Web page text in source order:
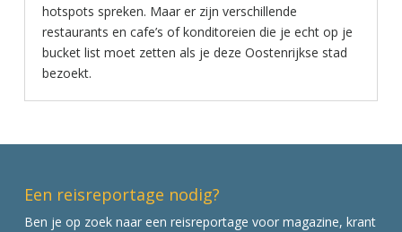
hotspots spreken. Maar er zijn verschillende
restaurants en cafe’s of konditoreien die je echt op je
bucket list moet zetten als je deze Oostenrijkse stad
bezoekt.
Een reisreportage nodig?
Ben je op zoek naar een reisreportage voor magazine, krant